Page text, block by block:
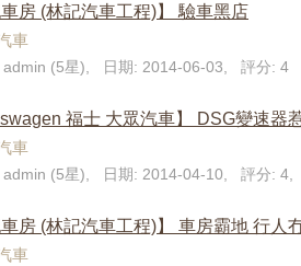
車房 (林記汽車工程)】 驗車黑店
車
admin (5星), 日期: 2014-06-03, 評分: 4
福士 大眾汽車】 DSG變速器
車
admin (5星), 日期: 2014-04-10, 評分:
車房 (林記汽車工程)】 車房霸地 行人
車